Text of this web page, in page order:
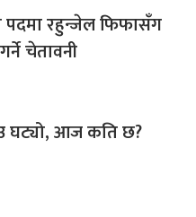
पदमा रहुन्जेल फिफासँग
चेतावनी
घट्यो, आज कति छ?